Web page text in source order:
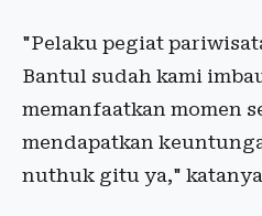
"Pelaku pegiat
Bantul sudah kami
memanfaatkan momen
mendapatkan
nuthuk gitu ya,"